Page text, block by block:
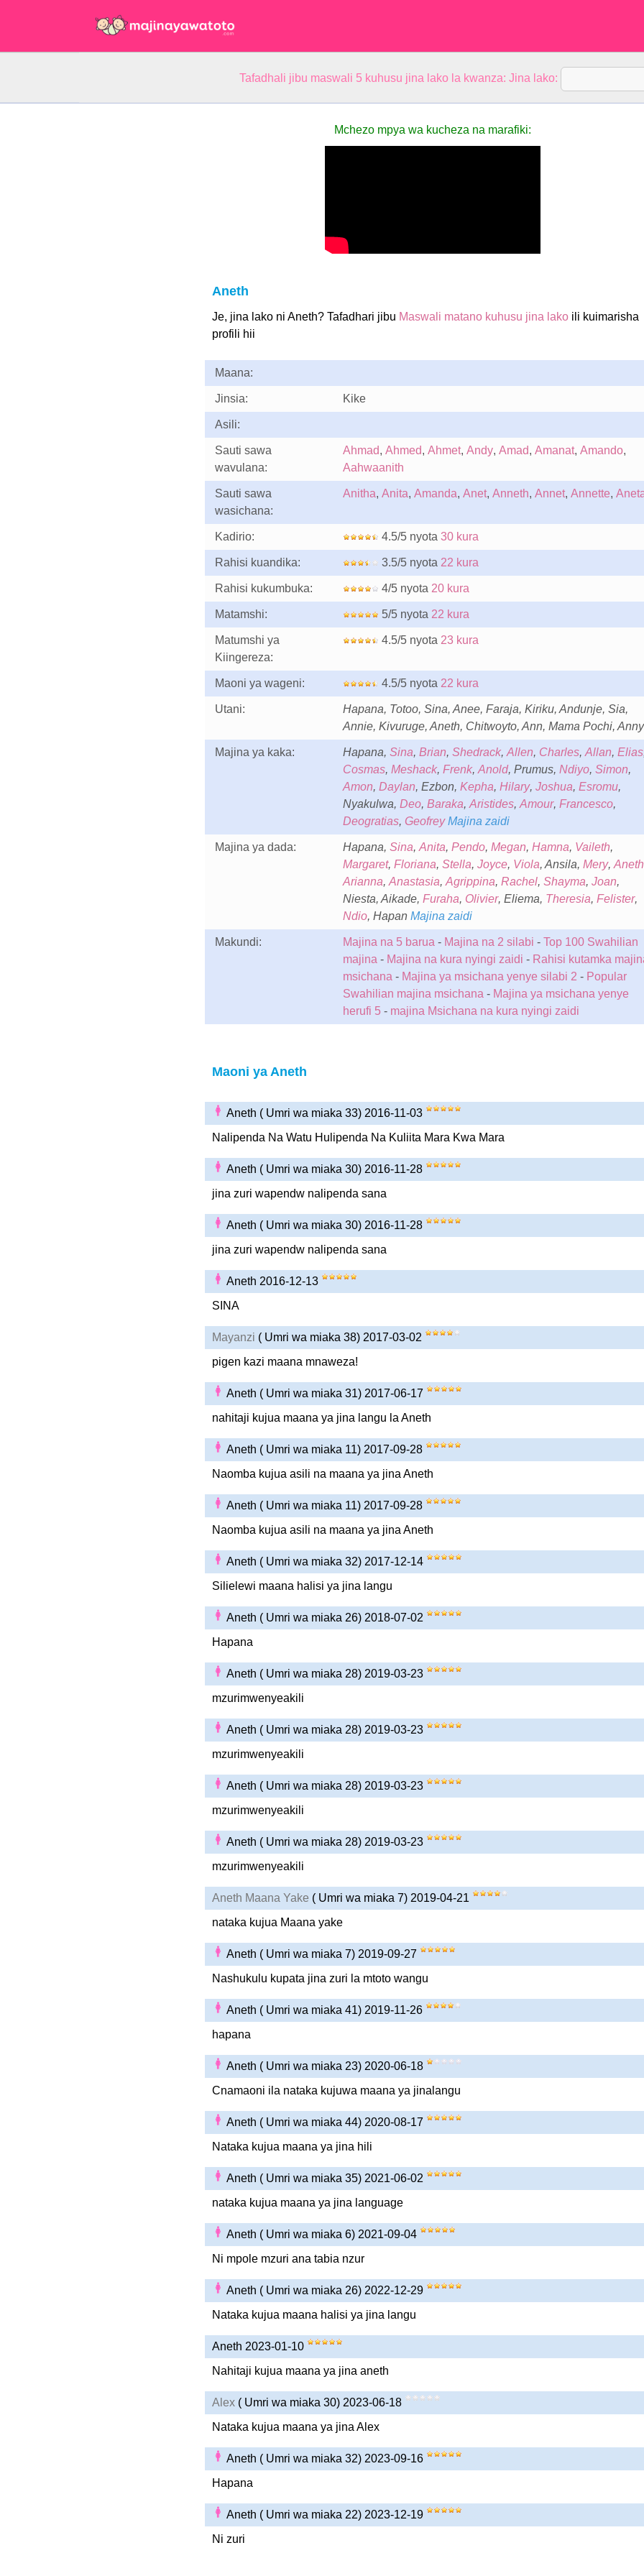
Tafadhali jibu maswali 5 kuhusu jina lako la kwanza: Jina lako:
Mchezo mpya wa kucheza na marafiki:
Aneth
Je, jina lako ni Aneth? Tafadhari jibu Maswali matano kuhusu jina lakoili kuimarisha
profili hii
Maana:
Jinsia: Kike
Asili:
Sauti sawa
wavulana:
Ahmad, Ahmed, Ahmet, Andy, Amad, Amanat, Amando,
Aahwaanith
Sauti sawa
wasichana:
Anitha, Anita, Amanda, Anet, Anneth, Annet, Annette,
Kadirio: 4.5/5 nyota 30 kura
Rahisi kuandika: 3.5/5 nyota 22 kura
Rahisi kukumbuka: 4/5 nyota 20 kura
Matamshi: 5/5 nyota 22 kura
Matumshi ya
Kiingereza:
4.5/5 nyota 23 kura
Maoni ya wageni: 4.5/5 nyota 22 kura
Utani:
Hapana, Totoo, Sina, Anee, Faraja, Kiriku, Andunje, Sia,
Annie, Kivuruge, Aneth, Chitwoyto, Ann, Mama Pochi, Anny
Majina ya kaka: Hapana, Sina, Brian, Shedrack, Allen, Charles, Allan, Elias
Cosmas, Meshack, Frenk, Anold, Prumus, Ndiyo, Simon,
Amon, Daylan, Ezbon, Kepha, Hilary, Joshua, Esromu,
Nyakulwa, Deo, Baraka, Aristides, Amour, Francesco,
Deogratias, Geofrey Majina zaidi
Majina ya dada: Hapana, Sina, Anita, Pendo, Megan, Hamna, Vaileth,
Margaret, Floriana, Stella, Joyce, Viola, Ansila, Mery, Aneth
Arianna, Anastasia, Agrippina, Rachel, Shayma, Joan,
Niesta, Aikade, Furaha, Olivier, Eliema, Theresia, Felister,
Ndio, Hapan Majina zaidi
Makundi: Majina na 5 barua - Majina na 2 silabi - Top 100 Swahilian
majina - Majina na kura nyingi zaidi - Rahisi kutamka
msichana - Majina ya msichana yenye silabi 2 - Popular
Swahilian majina msichana - Majina ya msichana yenye
herufi 5 - majina Msichana na kura nyingi zaidi
Maoni ya Aneth
Aneth ( Umri wa miaka 33) 2016-11-03
Nalipenda Na Watu Hulipenda Na Kuliita Mara Kwa Mara
Aneth ( Umri wa miaka 30) 2016-11-28
jina zuri wapendw nalipenda sana
Aneth ( Umri wa miaka 30) 2016-11-28
jina zuri wapendw nalipenda sana
Aneth 2016-12-13
SINA
Mayanzi ( Umri wa miaka 38) 2017-03-02
pigen kazi maana mnaweza!
Aneth ( Umri wa miaka 31) 2017-06-17
nahitaji kujua maana ya jina langu la Aneth
Aneth ( Umri wa miaka 11) 2017-09-28
Naomba kujua asili na maana ya jina Aneth
Aneth ( Umri wa miaka 11) 2017-09-28
Naomba kujua asili na maana ya jina Aneth
Aneth ( Umri wa miaka 32) 2017-12-14
Silielewi maana halisi ya jina langu
Aneth ( Umri wa miaka 26) 2018-07-02
Hapana
Aneth ( Umri wa miaka 28) 2019-03-23
mzurimwenyeakili
Aneth ( Umri wa miaka 28) 2019-03-23
mzurimwenyeakili
Aneth ( Umri wa miaka 28) 2019-03-23
mzurimwenyeakili
Aneth ( Umri wa miaka 28) 2019-03-23
mzurimwenyeakili
Aneth Maana Yake ( Umri wa miaka 7) 2019-04-21
nataka kujua Maana yake
Aneth ( Umri wa miaka 7) 2019-09-27
Nashukulu kupata jina zuri la mtoto wangu
Aneth ( Umri wa miaka 41) 2019-11-26
hapana
Aneth ( Umri wa miaka 23) 2020-06-18
Cnamaoni ila nataka kujuwa maana ya jinalangu
Aneth ( Umri wa miaka 44) 2020-08-17
Nataka kujua maana ya jina hili
Aneth ( Umri wa miaka 35) 2021-06-02
nataka kujua maana ya jina language
Aneth ( Umri wa miaka 6) 2021-09-04
Ni mpole mzuri ana tabia nzur
Aneth ( Umri wa miaka 26) 2022-12-29
Nataka kujua maana halisi ya jina langu
Aneth 2023-01-10
Nahitaji kujua maana ya jina aneth
Alex( Umri wa miaka 30) 2023-06-18
Nataka kujua maana ya jina Alex
Aneth ( Umri wa miaka 32) 2023-09-16
Hapana
Aneth ( Umri wa miaka 22) 2023-12-19
Ni zuri